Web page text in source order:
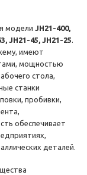
модели JH21-400,
JH21-45, JH21-25.
имеют
мощностью
стола,
станки
пробивки,
обеспечивает
деталей.